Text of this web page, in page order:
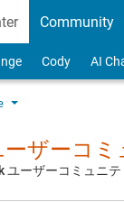
Community
Cody AI
ーザーコ
ユーザーコミュニ